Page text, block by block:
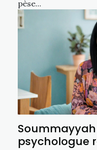
pèse...
psychologue